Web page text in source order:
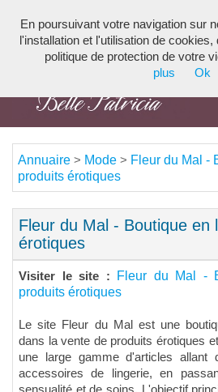
Annuaire > Mode > Fleur du Mal -
produits érotiques
Fleur du Mal - Boutique en
érotiques
Visiter le site :
Fleur du Mal -
produits érotiques
Le site Fleur du Mal est une
dans la vente de produits érotiques
une large gamme d'articles allant
accessoires de lingerie, en
sensualité et de soins. L'objectif
En poursuivant votre navigation sur
l'installation et l'utilisation de
politique de protection de votre
plus
Ok